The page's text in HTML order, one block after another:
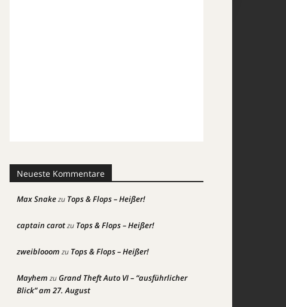
Neueste Kommentare
Max Snakezu Tops & Flops – Heißer!
captain carotzu Tops & Flops – Heißer!
zweiblooom zu Tops & Flops – Heißer!
Mayhem zuGrand Theft Auto VI – “ausführlicher
Blick” am 27. August